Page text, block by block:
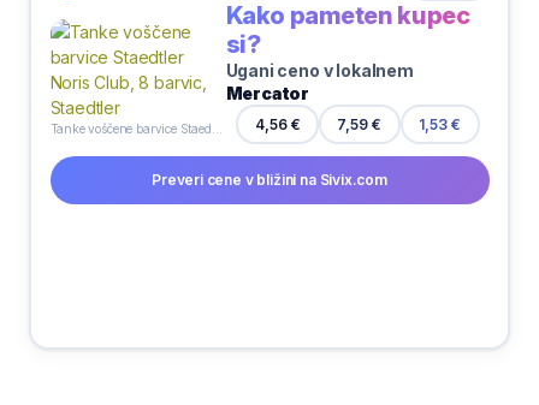
Kako pameten kupec
si?
Ugani ceno v lokalnem
Mercator
4,56 € 7,59 € 1,53 €
Preveri cene v bližini na Sivix.com